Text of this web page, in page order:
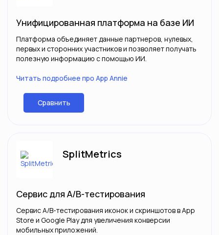
Унифицированная платформа на базе ИИ
Платформа объединяет данные партнеров, нулевых,
первых и сторонних участников и позволяет получать
полезную информацию с помощью ИИ.
Читать подробнее про App Annie
Сравнить
SplitMetrics
Сервис для А/В-тестирования
Сервис A/B-тестирования иконок и скриншотов в App
Store и Google Play для увеличения конверсии
мобильных приложений.